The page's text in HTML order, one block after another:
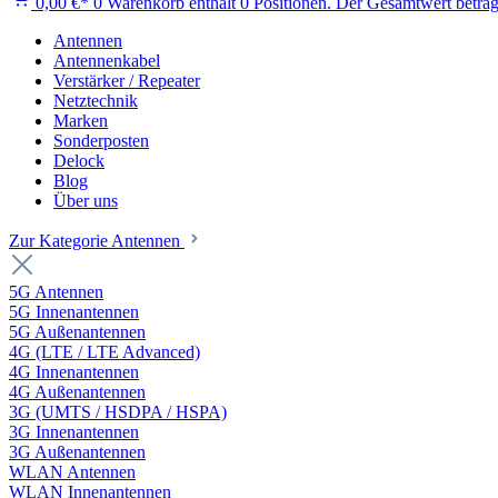
Antennen
Antennenkabel
Verstärker / Repeater
Netztechnik
Marken
Sonderposten
Delock
Blog
Über uns
Zur Kategorie Antennen
5G Antennen
5G Innenantennen
5G Außenantennen
4G (LTE / LTE Advanced)
4G Innenantennen
4G Außenantennen
3G (UMTS / HSDPA / HSPA)
3G Innenantennen
3G Außenantennen
WLAN Antennen
WLAN Innenantennen